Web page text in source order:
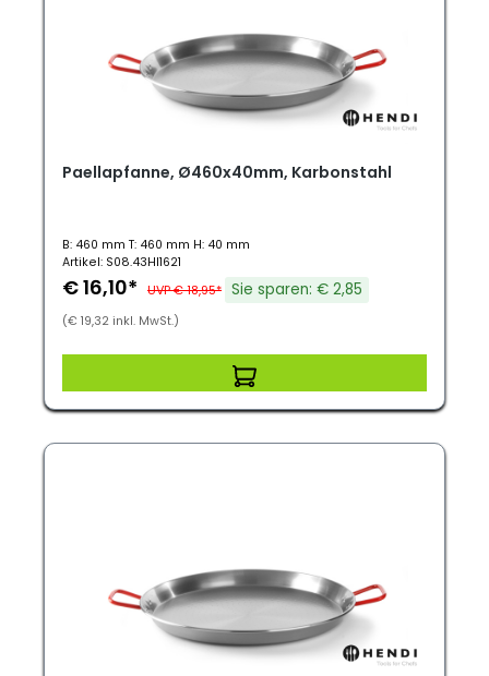
Paellapfanne, Ø460x40mm, Karbonstahl
B: 460 mm T: 460 mm H: 40 mm
Artikel: S08.43HI1621
€ 16,10* UVP € 18,95* Sie sparen: € 2,85
(€ 19,32 inkl. MwSt.)